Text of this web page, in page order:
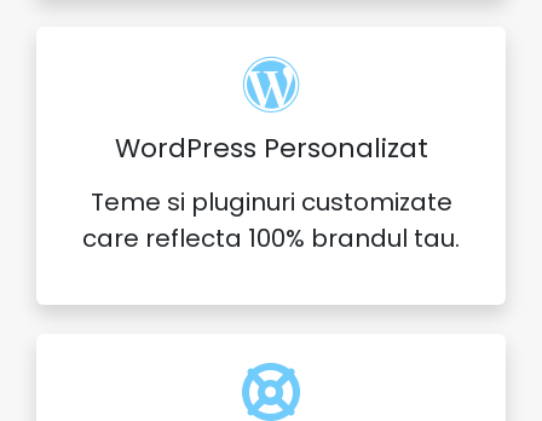
WordPress Personalizat
Teme si pluginuri customizate
care reflecta 100% brandul tau.